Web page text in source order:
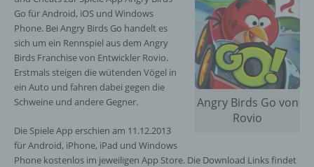
Angry Birds Go von
Rovio
Go für Android, iOS und Windows
Phone. Bei Angry Birds Go handelt es
sich um ein Rennspiel aus dem Angry
Birds Franchise von Entwickler Rovio.
Erstmals steigen die wütenden Vögel in
ein Auto und fahren dabei gegen die
Schweine und andere Gegner.
Die Spiele App erschien am 11.12.2013
für Android, iPhone, iPad und Windows
Phone kostenlos im jeweiligen App Store. Die Download Links findet